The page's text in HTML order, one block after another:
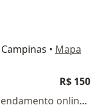
• Mapa
R$ 150
Esse especialista não oferece agendamento online para esse endereço.